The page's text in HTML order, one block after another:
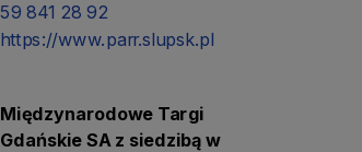
59 841 28 92
https://www.parr.slupsk.pl
Międzynarodowe Targi
Gdańskie SA z siedzibą w